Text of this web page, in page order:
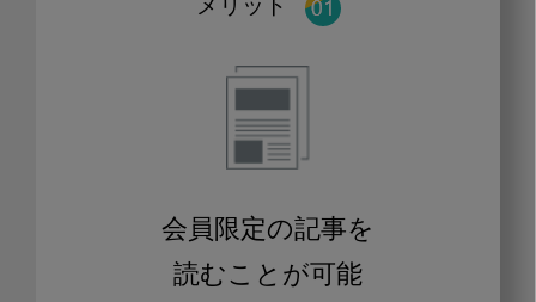
メリット
会員限定の記事を
読むことが可能